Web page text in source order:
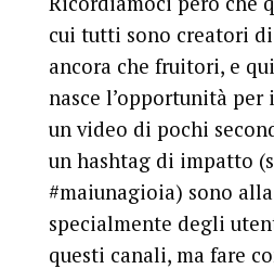
cui tutti sono creatori
ancora che fruitori, e
nasce l’opportunità
un video di pochi
un hashtag di impatto
#maiunagioia) sono
specialmente degli
questi canali, ma fare